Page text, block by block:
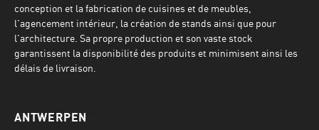
conception et la fabrication de cuisines et de meubles,
l'agencement intérieur, la création de stands ainsi que pour
l'architecture. Sa propre production et son vaste stock
garantissent la disponibilité des produits et minimisent ainsi les
délais de livraison.
ANTWERPEN